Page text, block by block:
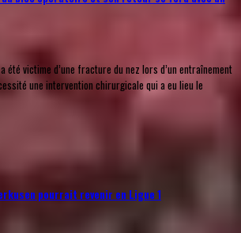
été victime d’une fracture du nez lors d’un entraînement
une intervention chirurgicale qui a eu lieu le
pourrait revenir en Ligue 1